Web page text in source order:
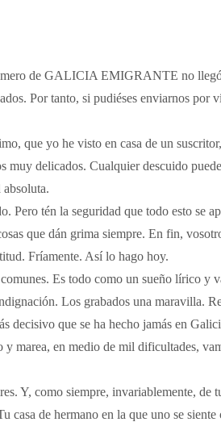
de GALICIA EMIGRANTE no
Por tanto, si pudiéses enviarnos por
que yo he visto en casa de un
muy delicados. Cualquier descuido
Pero tén la seguridad que todo esto se
que dán grima siempre. En fin,
Fríamente. Así lo hago hoy.
Es todo como un sueño lírico y
Los grabados una maravilla.
decisivo que se ha hecho jamás en
marea, en medio de mil dificultades,
Y, como siempre, invariablemente, de
casa de hermano en la que uno se